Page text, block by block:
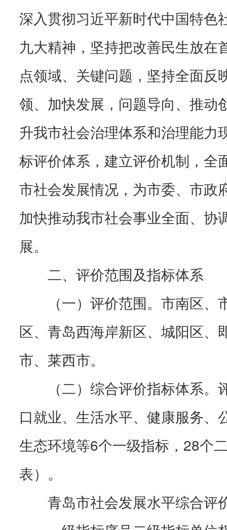
深入贯彻习近平新时代中国特色
九大精神，坚持把改善民生放在
点领域、关键问题，坚持全面反
领、加快发展，问题导向、推动
升我市社会治理体系和治理能力
标评价体系，建立评价机制，全
市社会发展情况，为市委、市政
加快推动我市社会事业全面、协
展。
二、评价范围及指标体系
（一）评价范围。市南区、
区、青岛西海岸新区、城阳区、
市、莱西市。
（二）综合评价指标体系。
口就业、生活水平、健康服务、
生态环境等6个一级指标，28个
表）。
青岛市社会发展水平综合评